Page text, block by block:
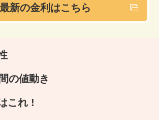
最新の金利はこちら
の値動き
これ !